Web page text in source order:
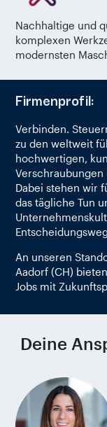
Nachhaltige und
komplexen
modernsten
Firmenprofil:
Verbinden.
zu den weltweit
hochwertigen,
Dabei stehen wir
das tägliche Tun
An unseren
Aadorf (CH)
Jobs mit
Deine